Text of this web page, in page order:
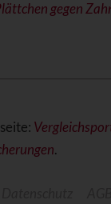
gegen
.